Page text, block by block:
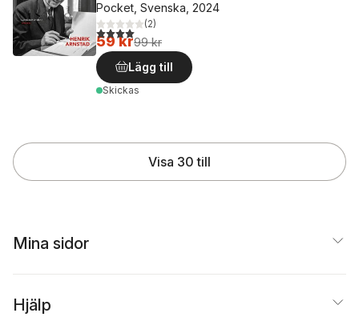
Pocket, Svenska, 2024
4,0utav 5 stjärnor. Totalt antal röster:
(2)
59 kr99 kr
Lägg till
Skickas
Visa 30 till
Mina sidor
Hjälp